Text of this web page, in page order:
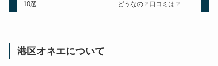
10選
どうなの？口コミは？
港区オネエについて